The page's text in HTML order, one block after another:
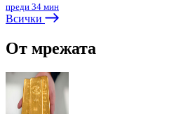
преди 34 мин
Всички
От мрежата